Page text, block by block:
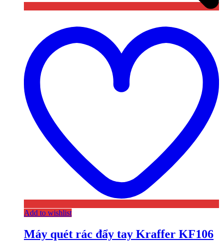
Add to wishlist
Máy quét rác đẩy tay Kraffer KF106